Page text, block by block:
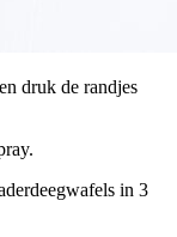
druk de randjes
in 3